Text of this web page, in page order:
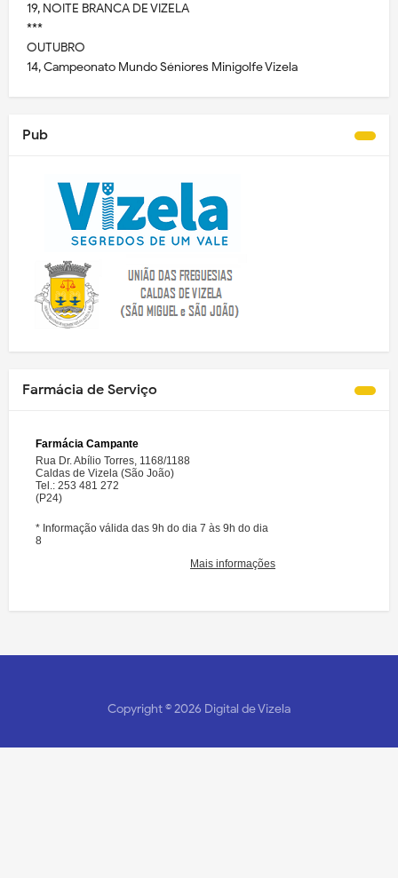
19, NOITE BRANCA DE VIZELA
***
OUTUBRO
14, Campeonato Mundo Séniores Minigolfe Vizela
Pub
Farmácia de Serviço
Copyright ©2026 Digital de Vizela